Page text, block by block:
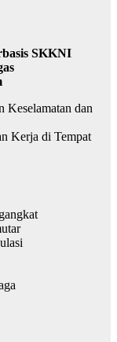
SKKNI
Keselamatan dan
Kerja di Tempat